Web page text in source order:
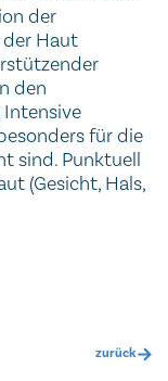
der
Haut
den
Intensive
für die
sind. Punktuell
(Gesicht, Hals,
zurück